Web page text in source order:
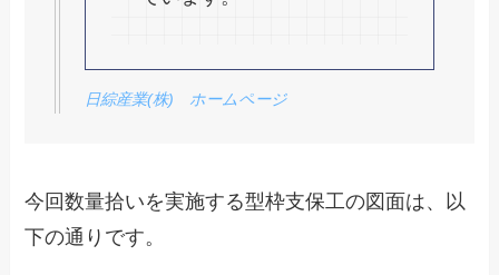
日綜産業(株) ホームページ
今回数量拾いを実施する型枠支保工の図面は、以
下の通りです。